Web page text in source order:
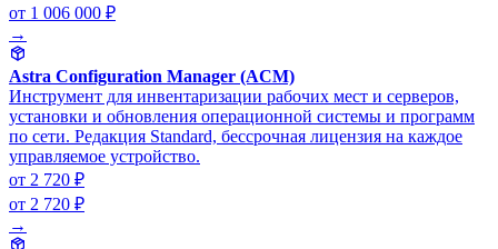
от 1 006 000 ₽
→
Astra Configuration Manager (ACM)
Инструмент для инвентаризации рабочих мест и серверов,
установки и обновления операционной системы и программ
по сети. Редакция Standard, бессрочная лицензия на каждое
управляемое устройство.
от 2 720 ₽
от 2 720 ₽
→